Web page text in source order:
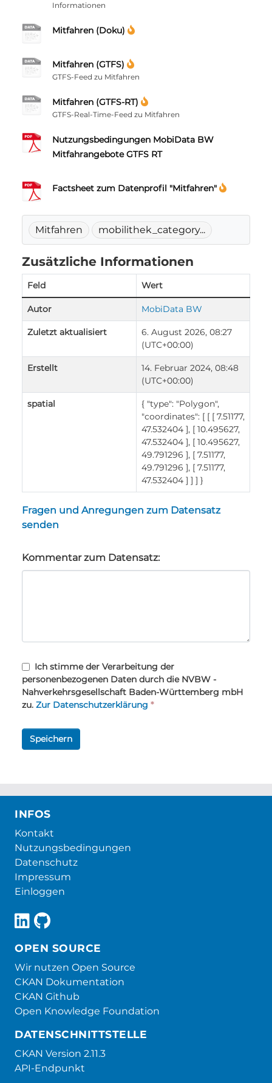
Informationen
Mitfahren (Doku)
Mitfahren (GTFS)
GTFS-Feed zu Mitfahren
Mitfahren (GTFS-RT)
GTFS-Real-Time-Feed zu Mitfahren
Nutzungsbedingungen MobiData BW
Mitfahrangebote GTFS RT
Factsheet zum Datenprofil "Mitfahren"
Mitfahren mobilithek_category...
Zusätzliche Informationen
Feld Wert
Autor MobiData BW
Zuletzt aktualisiert
6. August 2026, 08:27
(UTC+00:00)
Erstellt
14. Februar 2024, 08:48
(UTC+00:00)
spatial
{ "type": "Polygon",
"coordinates": [ [ [ 7.51177,
47.532404 ], [ 10.495627,
47.532404 ], [ 10.495627,
49.791296 ], [ 7.51177,
49.791296 ], [ 7.51177,
47.532404 ] ] ] }
Fragen und Anregungen zum Datensatz
senden
Kommentar zum Datensatz:
Ich stimme der Verarbeitung der
personenbezogenen Daten durch die NVBW -
Nahverkehrsgesellschaft Baden-Württemberg mbH
zu. Zur Datenschutzerklärung *
Speichern
INFOS
Kontakt
Nutzungsbedingungen
Datenschutz
Impressum
Einloggen
OPEN SOURCE
Wir nutzen Open Source
CKAN Dokumentation
CKAN Github
Open Knowledge Foundation
DATENSCHNITTSTELLE
CKAN Version 2.11.3
API-Endpunkt